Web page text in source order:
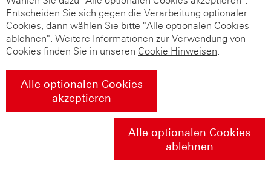
Entscheiden Sie sich gegen die Verarbeitung optionaler
Cookies, dann wählen Sie bitte "Alle optionalen Cookies
ablehnen". Weitere Informationen zur Verwendung von
Cookies finden Sie in unseren Cookie Hinweisen.
Alle optionalen Cookies
akzeptieren
Alle optionalen Cookies
ablehnen